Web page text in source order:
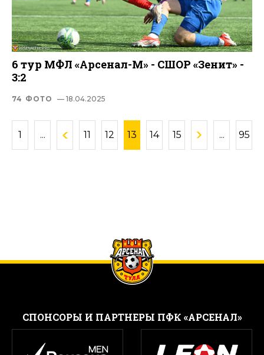
6 тур МФЛ «Арсенал-М» - СШОР «Зенит» -
3:2
74 ФОТО — 18.04.2025
1 ... 11 12 13 14 15 ... 95
CПОНСОРЫ И ПАРТНЕРЫ ПФК «АРСЕНАЛ»